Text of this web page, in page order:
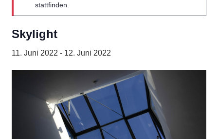
stattfinden.
Skylight
11. Juni 2022 - 12. Juni 2022